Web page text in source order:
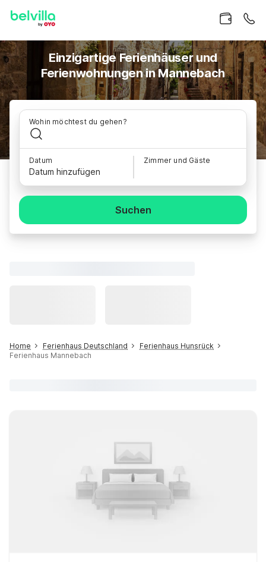
Einzigartige Ferienhäuser und
Ferienwohnungen in Mannebach
Wohin möchtest du gehen?
Datum
Datum hinzufügen
Zimmer und Gäste
Suchen
Home Ferienhaus Deutschland
Ferienhaus Hunsrück
Ferienhaus Mannebach